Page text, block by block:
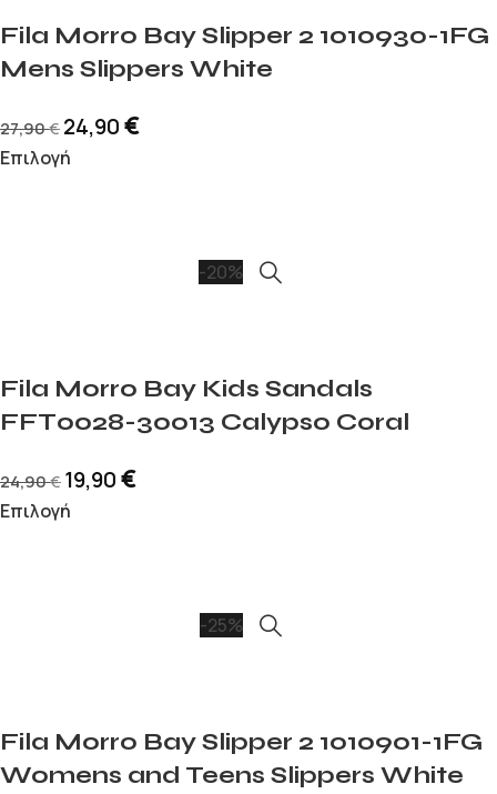
Fila Morro Bay Slipper 2 1010930-1FG
Mens Slippers White
27,90€ 24,90€
Επιλογή
-20%
Fila Morro Bay Kids Sandals
FFT0028-30013 Calypso Coral
24,90€ 19,90€
Επιλογή
-25%
Fila Morro Bay Slipper 2 1010901-1FG
Womens and Teens Slippers White